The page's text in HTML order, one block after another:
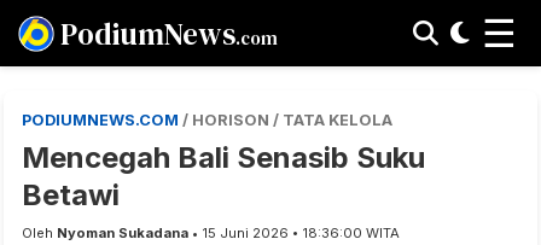
PodiumNews.com ☰
PODIUMNEWS.COM / HORISON / TATA KELOLA
Mencegah Bali Senasib Suku
Betawi
Oleh Nyoman Sukadana • 15 Juni 2026 • 18:36:00 WITA